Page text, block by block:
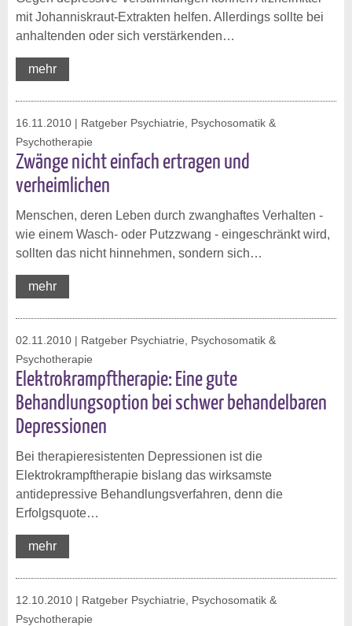
mit Johanniskraut-Extrakten helfen. Allerdings sollte bei
anhaltenden oder sich verstärkenden…
mehr
16.11.2010 | Ratgeber Psychiatrie, Psychosomatik &
Psychotherapie
Zwänge nicht einfach ertragen und
verheimlichen
Menschen, deren Leben durch zwanghaftes Verhalten -
wie einem Wasch- oder Putzzwang - eingeschränkt wird,
sollten das nicht hinnehmen, sondern sich…
mehr
02.11.2010 | Ratgeber Psychiatrie, Psychosomatik &
Psychotherapie
Elektrokrampftherapie: Eine gute
Behandlungsoption bei schwer behandelbaren
Depressionen
Bei therapieresistenten Depressionen ist die
Elektrokrampftherapie bislang das wirksamste
antidepressive Behandlungsverfahren, denn die
Erfolgsquote…
mehr
12.10.2010 | Ratgeber Psychiatrie, Psychosomatik &
Psychotherapie